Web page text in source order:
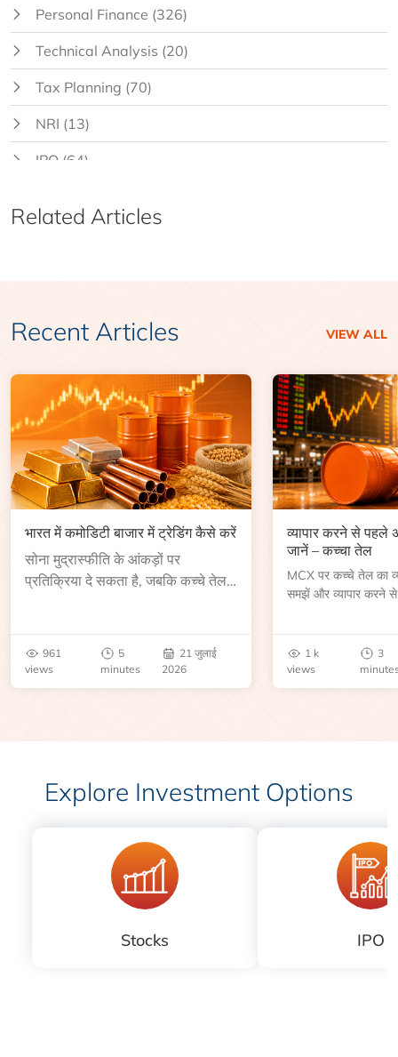
Personal Finance (326)
Technical Analysis (20)
Tax Planning (70)
NRI (13)
IPO (64)
Related Articles
Recent Articles VIEW ALL
भारत में कमोडिटी बाजार में ट्रेडिंग कैसे करें
सोना मुद्रास्फीति के आंकड़ों पर
प्रतिक्रिया दे सकता है, जबकि कच्चे तेल
961
views
5
minutes
21 जुलाई
2026
व्यापार करने से पहले
जानें – कच्चा तेल
MCX पर कच्चे तेल का
समझें और व्यापार करने
जानें।1 k
views
3
Explore Investment Options
Stocks IPO